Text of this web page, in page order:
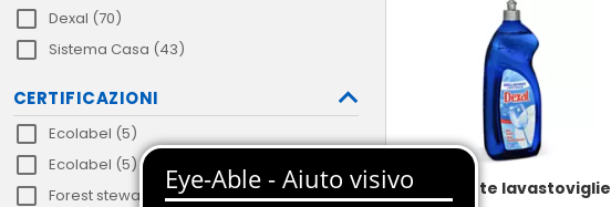
Dexal (70)
Sistema Casa (43)
CERTIFICAZIONI
Ecolabel (5)
Ecolabel (5)
Forest stewardship council (7)
Brillantante lavastoviglie